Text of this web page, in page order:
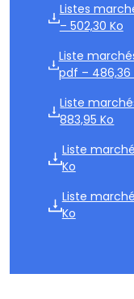
Listes
– 502,30 Ko
Liste
pdf – 486,36
Liste
883,95 Ko
Liste
Ko
Liste
Ko